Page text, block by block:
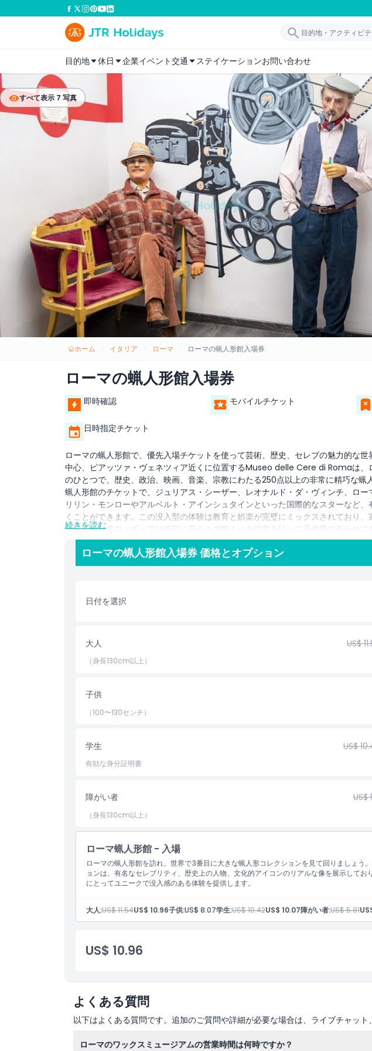
目的地 休日 企業イベント交通 ステイケーションお問い合わせ
すべて表示 7 写真
ホーム イタリア ローマ ローマの蝋人形館入場券
ローマの蝋人形館入場券
即時確認 モバイルチケット
日時指定チケット
ローマの蝋人形館で、優先入場チケットを使って芸術、歴史、セレブの魅力的な
中心、ピアッツァ・ヴェネツィア近くに位置するMuseo delle Cere di Romaは、
のひとつで、歴史、政治、映画、音楽、宗教にわたる250点以上の非常に精巧な蝋
蝋人形館のチケットで、ジュリアス・シーザー、レオナルド・ダ・ヴィンチ、ロ
リリン・モンローやアルベルト・アインシュタインといった国際的なスターなど
くことができます。この没入型の体験は教育と娯楽が完璧にミックスされており
最適です。各フィギュアは細部に至るまで驚くべき注意を払って手作業で作られて
クティビティに興味がある人にとって魅力的な選択肢です。博物館はテーマ別の
提供しており、訪問者はイタリアの豊かな遺産をより深く体験できます。最良の価
JTR Holidaysでローマ蝋人形館のチケットを予約してください。イタリアでの旅
含まれるもの
営業時間
場所
続きを読む
ローマの蝋人形館入場券 価格とオプション
日付を選択
大人 US$
（身長130cm以上）
子供
（100〜130センチ）
学生 US$
有効な身分証明書
障がい者 US$
（身長130cm以上）
ローマ蝋人形館 - 入場
ローマの蝋人形館を訪れ、世界で3番目に大きな蝋人形コレクションを見て回りましょう
ョンは、有名なセレブリティ、歴史上の人物、文化的アイコンのリアルな像を展示してお
にとってユニークで没入感のある体験を提供します。
大人:US$ 11.54US$ 10.96子供:US$ 8.07学生:US$ 10.42US$ 10.07障がい者:US$ 5.81
US$ 10.96
よくある質問
以下はよくある質問です。追加のご質問や詳細が必要な場合は、ライブチャッ
ローマのワックスミュージアムの営業時間は何時ですか？